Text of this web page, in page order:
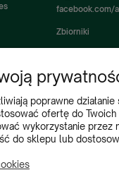
facebook.com/
Zbiorniki
Akcesoria i
Zbiorniki na
Częsci do
Części do
poprawne działanie
ofertę do Twoich
wykorzystanie przez
do sklepu lub